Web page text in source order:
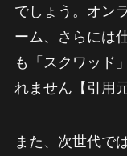
でしょう。オン
ーム、さらには
も「スクワッド
れません【引用
また、次世代で